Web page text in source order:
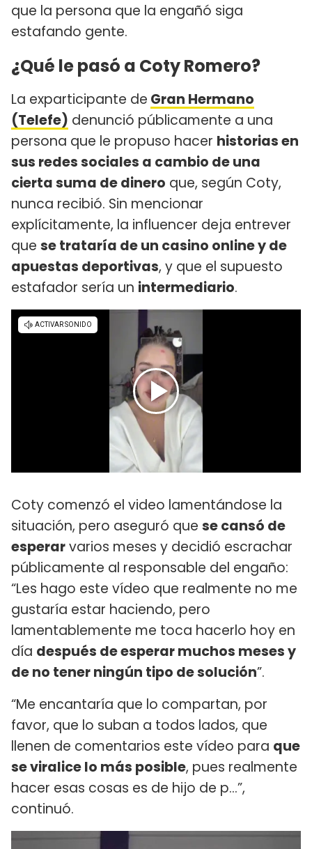
que la persona que la engañó siga
estafando gente.
¿Qué le pasó a Coty Romero?
La exparticipante de Gran Hermano
(Telefe) denunció públicamente a una
persona que le propuso hacer historias en
sus redes sociales a cambio de una
cierta suma de dinero que, según Coty,
nunca recibió. Sin mencionar
explícitamente, la influencer deja entrever
que se trataría de un casino online y de
apuestas deportivas, y que el supuesto
estafador sería un intermediario.
Coty comenzó el video lamentándose la
situación, pero aseguró que se cansó de
esperarvarios meses y decidió escrachar
públicamente al responsable del engaño:
“Les hago este vídeo que realmente no me
gustaría estar haciendo, pero
lamentablemente me toca hacerlo hoy en
día después de esperar muchos meses y
de no tener ningún tipo de solución”.
“Me encantaría que lo compartan, por
favor, que lo suban a todos lados, que
llenen de comentarios este vídeo para que
se viralice lo más posible, pues realmente
hacer esas cosas es de hijo de p...”,
continuó.